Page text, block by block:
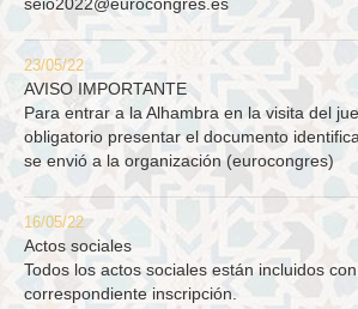
seio2022@eurocongres.es
23/05/22
AVISO IMPORTANTE
Para entrar a la Alhambra en la visita del
obligatorio presentar el documento
se envió a la organización (eurocongres)
16/05/22
Actos sociales
Todos los actos sociales están incluidos
correspondiente inscripción.